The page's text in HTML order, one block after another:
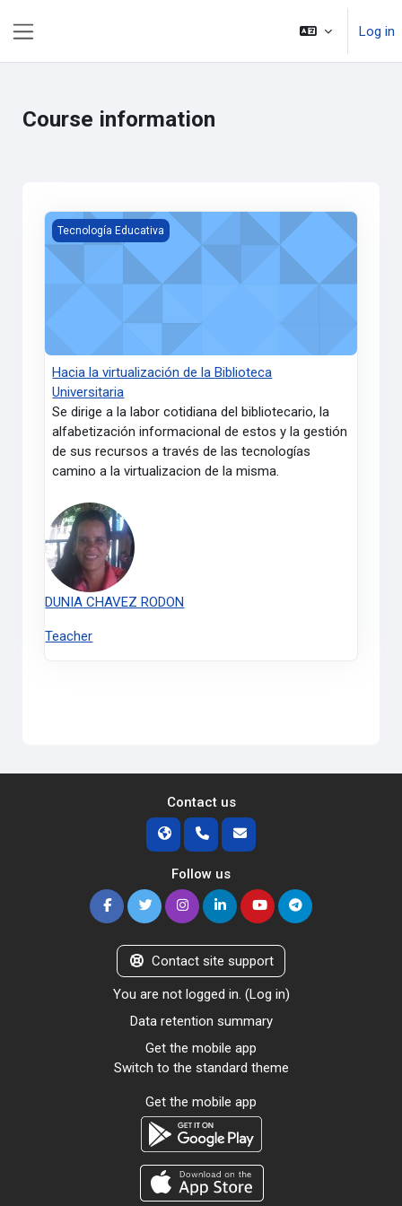
Log in
Course information
Hacia la virtualización de la Biblioteca Universitaria
Tecnología Educativa
Hacia la virtualización de la Biblioteca
Universitaria
Se dirige a la labor cotidiana del bibliotecario, la
alfabetización informacional de estos y la gestión
de sus recursos a través de las tecnologías
camino a la virtualizacion de la misma.
DUNIA CHAVEZ RODON
Teacher
Contact us
Follow us
Contact site support
You are not logged in. (Log in)
Data retention summary
Get the mobile app
Switch to the standard theme
Get the mobile app